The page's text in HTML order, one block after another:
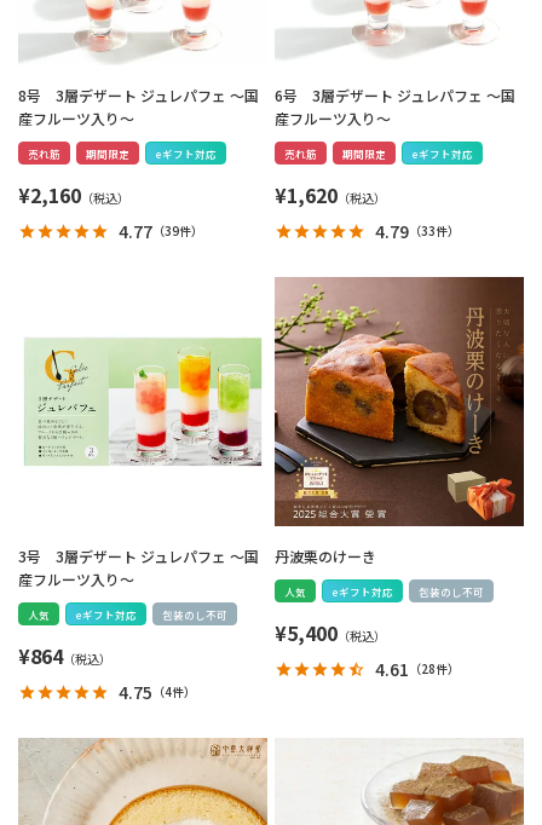
8号 3層デザート ジュレパフェ ～国
産フルーツ入り～
売れ筋 期間限定 eギフト対応
¥2,160
4.77 （39件）
6号 3層デザート ジュレパフェ ～国
産フルーツ入り～
売れ筋 期間限定 eギフト対応
¥1,620
4.79 （33件）
3号 3層デザート ジュレパフェ ～国
産フルーツ入り～
人気 eギフト対応 包装のし不可
¥864
4.75 （4件）
丹波栗のけーき
人気 eギフト対応 包装のし不可
¥5,400
4.61 （28件）